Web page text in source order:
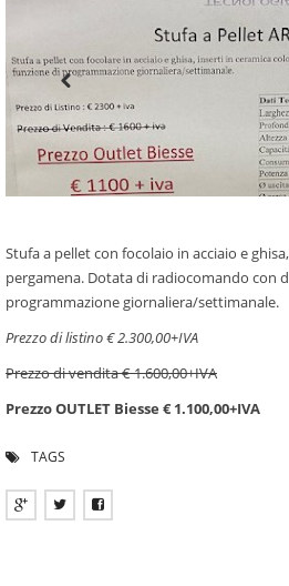
Stufa a pellet con focolaio in acciaio e
pergamena. Dotata di radiocomando con
programmazione giornaliera/settimanale.
Prezzo di listino € 2.300,00+IVA
Prezzo di vendita € 1.600,00+IVA
Prezzo OUTLET Biesse € 1.100,00+IVA
TAGS